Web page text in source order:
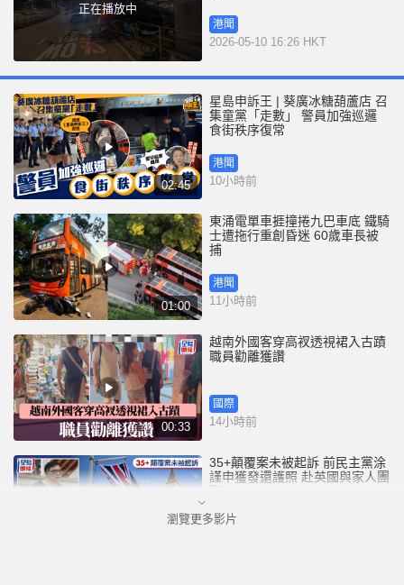
正在播放中
港聞
2026-05-10 16:26 HKT
02:45
星島申訴王 | 葵廣冰糖葫蘆店 召
集童黨「走數」 警員加強巡邏
食街秩序復常
港聞
10小時前
01:00
東涌電單車捱撞捲九巴車底 鐵騎
士遭拖行重創昏迷 60歲車長被
捕
港聞
11小時前
00:33
越南外國客穿高衩透視裙入古蹟
職員勸離獲讚
國際
14小時前
35+顛覆案未被起訴 前民主黨涂
謹申獲發還護照 赴英國與家人團
港聞
瀏覽更多影片